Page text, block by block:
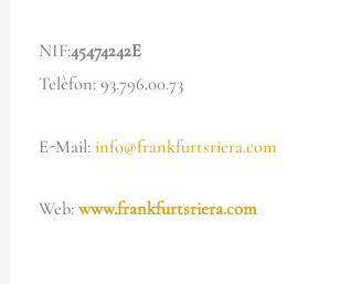
NIF:45474242E
Telèfon: 93.796.00.73
E-Mail:info@frankfurtsriera.com
Web:www.frankfurtsriera.com